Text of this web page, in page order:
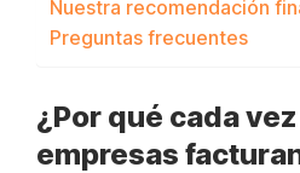
Nuestra recomendación
Preguntas frecuentes
¿Por qué cada
empresas